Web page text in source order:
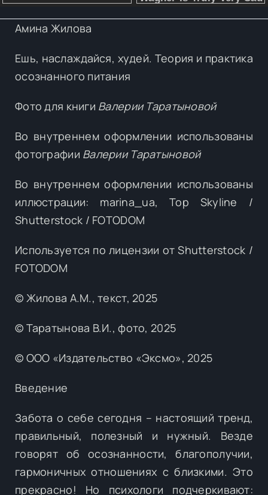
Амина Жилова
Ешь, наслаждайся, худей. Теория и практика
осознанного питания
Фото для книги Валерии Таратыновой
Во внутреннем оформлении использованы
фотографии Валерии Таратыновой
Во внутреннем оформлении использованы
иллюстрации: marina_ua, Top Skyline /
Shutterstock / FOTODOM
Используется по лицензии от Shutterstock /
FOTODOM
© Жилова А.М., текст, 2025
© Таратынова В.И., фото, 2025
© ООО «Издательство «Эксмо», 2025
Введение
Забота о себе сегодня – настоящий тренд,
правильный, полезный и нужный. Везде
говорят об осознанности, благополучии,
гармоничных отношениях с близкими. Это
прекрасно! Но психологи подчеркивают: